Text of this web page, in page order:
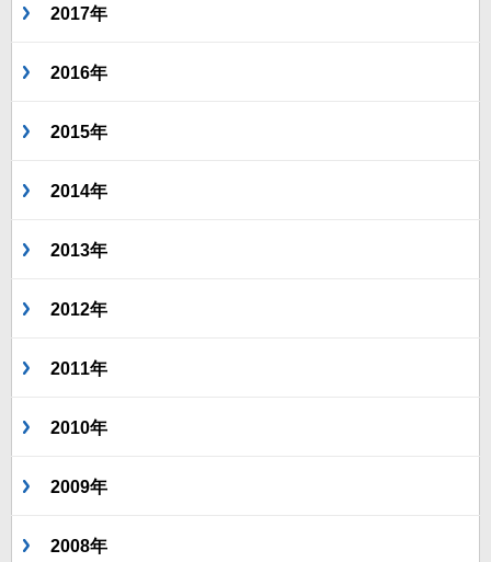
2017年
2016年
2015年
2014年
2013年
2012年
2011年
2010年
2009年
2008年